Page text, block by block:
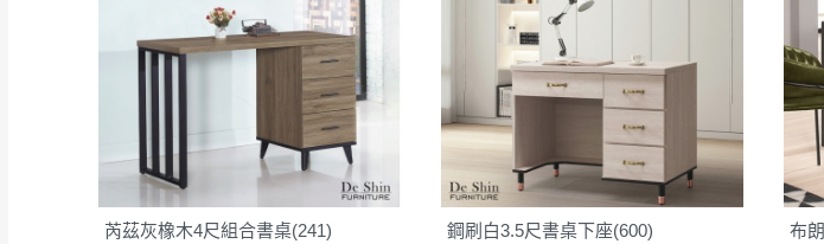
芮茲灰橡木4尺組合書桌(241) 鋼刷白3.5尺書桌下座(600) 布